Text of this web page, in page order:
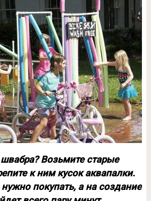
Возьмите старые
к ним кусок аквапалки.
покупать, а на создание